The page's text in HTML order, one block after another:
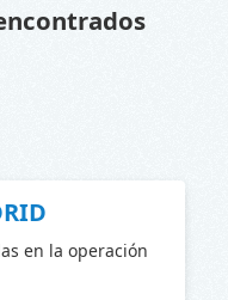
en la operación